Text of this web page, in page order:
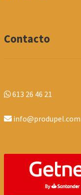
Contacto
613 26 46 21
info@produpel.com